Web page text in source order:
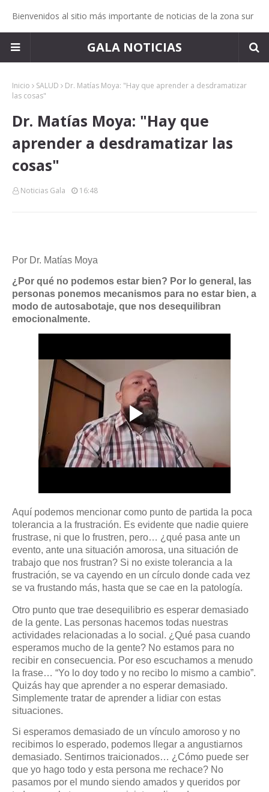
Bienvenidos al sitio más importante de noticias de la zona sur
GALA NOTICIAS
Inicio SALUD
Dr. Matías Moya: "Hay que aprender a desdramatizar
las cosas"
Dr. Matías Moya: "Hay que
aprender a desdramatizar las
cosas"
Noticias Gala 16:48
Por Dr. Matías Moya
¿Por qué no podemos estar bien? Por lo general, las
personas ponemos mecanismos para no estar bien, a
modo de autosabotaje, que nos desequilibran
emocionalmente.
Aquí podemos mencionar como punto de partida la poca
tolerancia a la frustración. Es evidente que nadie quiere
frustrase, ni que lo frustren, pero… ¿qué pasa ante un
evento, ante una situación amorosa, una situación de
trabajo que nos frustran? Si no existe tolerancia a la
frustración, se va cayendo en un círculo donde cada vez
se va frustando más, hasta que se cae en la patología.
Otro punto que trae desequilibrio es esperar demasiado
de la gente. Las personas hacemos todas nuestras
actividades relacionadas a lo social. ¿Qué pasa cuando
esperamos mucho de la gente? No estamos para no
recibir en consecuencia. Por eso escuchamos a menudo
la frase… “Yo lo doy todo y no recibo lo mismo a cambio”.
Quizás hay que aprender a no esperar demasiado.
Simplemente tratar de aprender a lidiar con estas
situaciones.
Si esperamos demasiado de un vínculo amoroso y no
recibimos lo esperado, podemos llegar a angustiarnos
demasiado. Sentirnos traicionados… ¿Cómo puede ser
que yo hago todo y esta persona me rechace? No
pasamos por el mundo siendo amados y queridos por